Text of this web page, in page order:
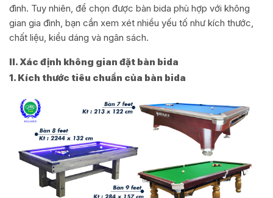
đình. Tuy nhiên, để chọn được bàn bida phù hợp với không
gian gia đình, bạn cần xem xét nhiều yếu tố như kích thước,
chất liệu, kiểu dáng và ngân sách.
II. Xác định không gian đặt bàn bida
1. Kích thước tiêu chuẩn của bàn bida